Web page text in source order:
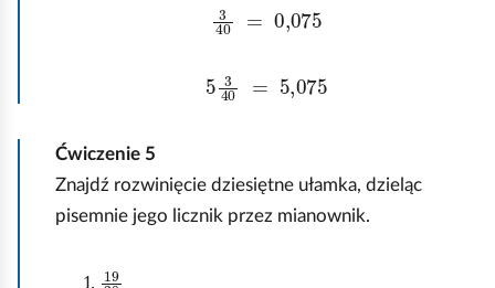
340 0,075
5 340 5,075
Ćwiczenie 5
Znajdź rozwinięcie dziesiętne ułamka, dzieląc
pisemnie jego licznik przez mianownik.
19
20